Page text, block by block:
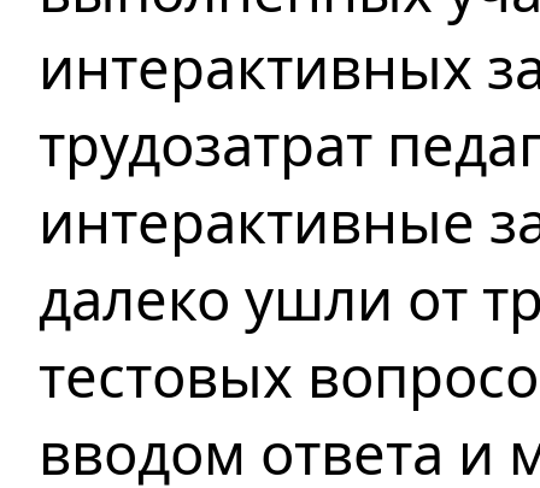
интерактивных
трудозатрат
интерактивные
далеко ушли от
тестовых
вводом ответа и